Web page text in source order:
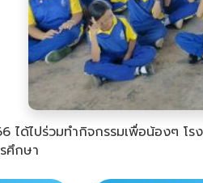
ได้ไปร่วมทำกิจกรรมเพื่อน้องๆ โ
ศึกษา